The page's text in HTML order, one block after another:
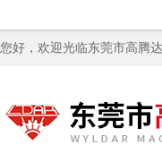
您好，欢迎光临东莞市高腾